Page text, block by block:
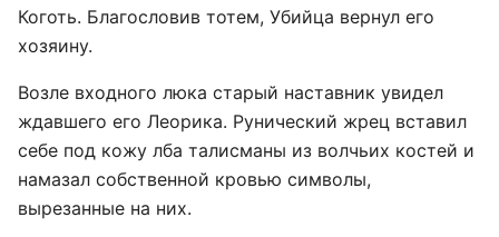
Коготь. Благословив тотем, Убийца вернул его
хозяину.
Возле входного люка старый наставник увидел
ждавшего его Леорика. Рунический жрец вставил
себе под кожу лба талисманы из волчьих костей и
намазал собственной кровью символы,
вырезанные на них.